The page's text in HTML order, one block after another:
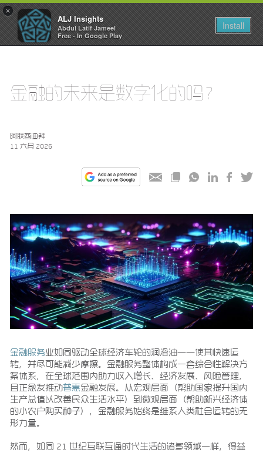
×
ALJ Insights
Abdul Latif Jameel
Free - In Google Play
Install
Toggle
navigation
金融的未来是数字化的吗？
阿联酋迪拜
11 六月 2026
金融服务业如同驱动全球经济车轮的润滑油——使其快速运
转，并尽可能减少摩擦。金融服务整体构成一套综合性解决方
案体系，在全球范围内助力收入增长、经济发展、风险管理，
且正愈发推动普惠金融发展。从宏观层面（帮助国家提升国内
生产总值以改善民众生活水平）到微观层面（帮助新兴经济体
的小农户购买种子），金融服务始终是维系人类社会运转的无
形力量。
然而，如同 21 世纪互联互通时代生活的诸多领域一样，得益